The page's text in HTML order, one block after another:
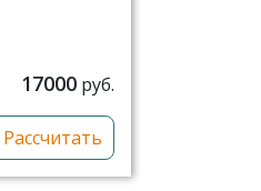
17000 руб.
Рассчитать